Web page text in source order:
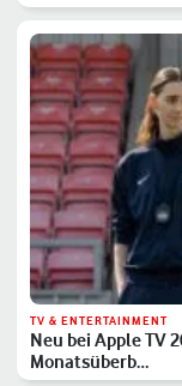
TV & ENTERTAINMENT
Neu bei Apple TV
Monatsüberb…